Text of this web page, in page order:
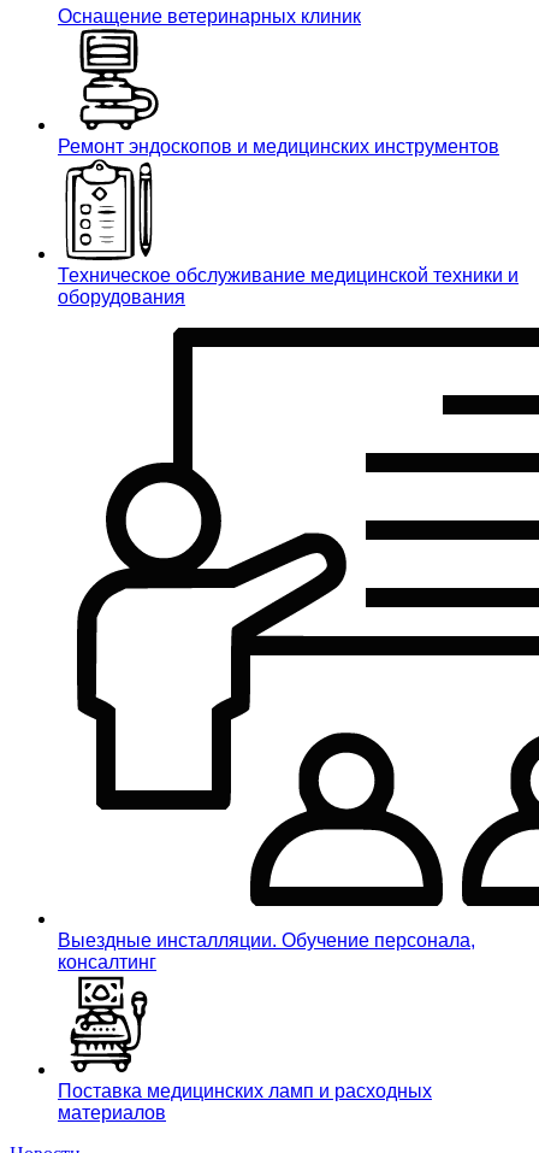
Оснащение ветеринарных клиник
Ремонт эндоскопов и медицинских инструментов
Техническое обслуживание медицинской техники и
оборудования
Выездные инсталляции. Обучение персонала,
консалтинг
Поставка медицинских ламп и расходных
материалов